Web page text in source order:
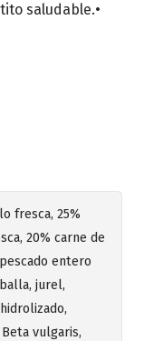
saludable.•
fresca, 25%
20% carne de
entero
jurel,
vulgaris,